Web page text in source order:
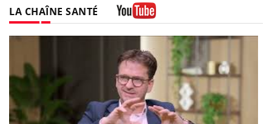
LA CHAÎNE SANTÉ